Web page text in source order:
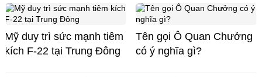
Mỹ duy trì sức mạnh tiêm
kích F-22 tại Trung Đông
Tên gọi Ô Quan Chưởng
có ý nghĩa gì?